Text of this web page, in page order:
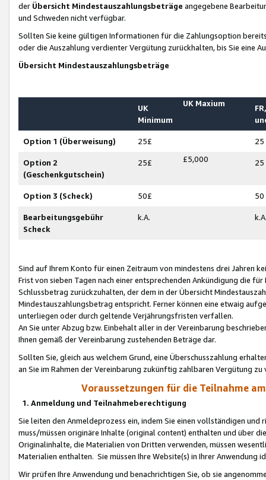
der Übersicht Mindestauszahlungsbeträge angegebene
und Schweden nicht verfügbar.
Sollten Sie keine gültigen Informationen für die Zahlungsoption
oder die Auszahlung verdienter Vergütung zurückhalten, bis Sie
Übersicht Mindestauszahlungsbeträge
UK
Minimum
UK Maxium
Option 1 (Überweisung) 25£ 25
Option 2
(Geschenkgutschein)
25£ £5,000 25
Option 3 (Scheck) 50£ 50
Bearbeitungsgebühr
Scheck
k.A.
Sind auf Ihrem Konto für einen Zeitraum von mindestens drei Jahren
Frist von sieben Tagen nach einer entsprechenden Ankündigung die
Schlussbetrag zurückzuhalten, der dem in der Übersicht
Mindestauszahlungsbetrag entspricht. Ferner können eine etwaig
unterliegen oder durch geltende Verjährungsfristen verfallen.
An Sie unter Abzug bzw. Einbehalt aller in der Vereinbarung
Ihnen gemäß der Vereinbarung zustehenden Beträge dar.
Sollten Sie, gleich aus welchem Grund, eine Überschusszahlung
an Sie im Rahmen der Vereinbarung zukünftig zahlbaren Vergütung zu
Voraussetzungen für die Teilnahme
1. Anmeldung und Teilnahmeberechtigung
Sie leiten den Anmeldeprozess ein, indem Sie einen vollständigen
muss/müssen originäre Inhalte (original content) enthalten und über
Originalinhalte, die Materialien von Dritten verwenden, müssen
Materialien enthalten. Sie müssen Ihre Website(s) in Ihrer Anwendung
Wir prüfen Ihre Anwendung und benachrichtigen Sie, ob sie